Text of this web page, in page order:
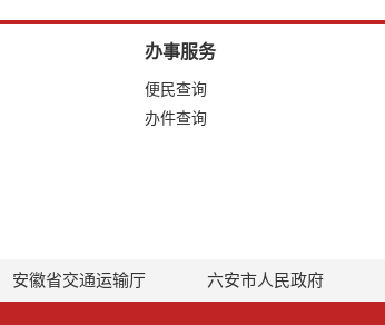
办事服务
便民查询
办件查询
安徽省交通运输厅 六安市人民政府